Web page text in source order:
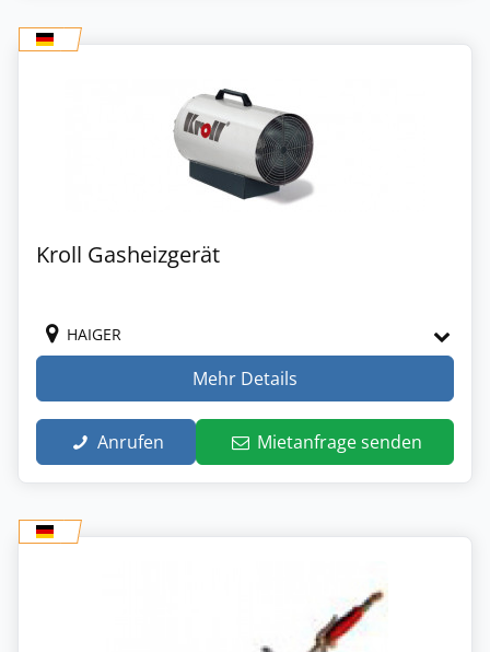
Kroll Gasheizgerät
HAIGER
Mehr Details
Anrufen Mietanfrage senden